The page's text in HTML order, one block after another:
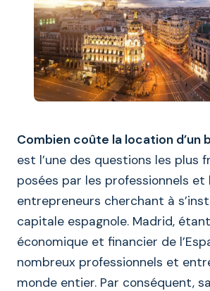
Combien coûte la location d’un
est l’une des questions les plus
posées par les professionnels et
entrepreneurs cherchant à
capitale espagnole. Madrid,
économique et financier de
nombreux professionnels et
monde entier. Par conséquent,